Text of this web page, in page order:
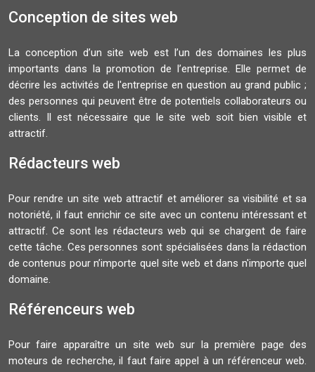
Conception de sites web
La conception d’un site web est l’un des domaines les plus
importants dans la promotion de l’entreprise. Elle permet de
décrire les activités de l'entreprise en question au grand public ;
des personnes qui peuvent être de potentiels collaborateurs ou
clients. Il est nécessaire que le site web soit bien visible et
attractif.
Rédacteurs web
Pour rendre un site web attractif et améliorer sa visibilité et sa
notoriété, il faut enrichir ce site avec un contenu intéressant et
attractif. Ce sont les rédacteurs web qui se chargent de faire
cette tâche. Ces personnes sont spécialisées dans la rédaction
de contenus pour n’importe quel site web et dans n'importe quel
domaine.
Référenceurs web
Pour faire apparaître un site web sur la première page des
moteurs de recherche, il faut faire appel à un référenceur web.